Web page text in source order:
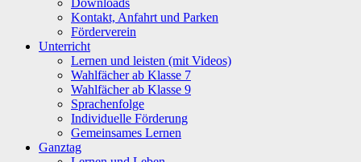
Downloads
Kontakt, Anfahrt und Parken
Förderverein
Unterricht
Lernen und leisten (mit Videos)
Wahlfächer ab Klasse 7
Wahlfächer ab Klasse 9
Sprachenfolge
Individuelle Förderung
Gemeinsames Lernen
Ganztag